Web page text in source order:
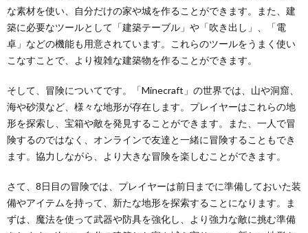
な素材を使い、自分だけの家や城を作ることができます。また、建
築に必要なツールとして「建築テーブル」や「吹き出し」、「電
卓」などの機能も用意されています。これらのツールをうまく使い
こなすことで、より複雑な建築物を作ることができます。
そして、冒険についてです。「Minecraft」の世界では、山や洞窟、
海や砂漠など、様々な地形が存在します。プレイヤーはこれらの地
形を探索し、宝箱や敵を発見することができます。また、一人で冒
険するのではなく、オンラインで友達と一緒に冒険することもでき
ます。協力しながら、より大きな冒険を楽しむことができます。
さて、8日目の冒険では、プレイヤーは前日までに準備しておいた装
備やアイテムを持って、新たな地形を探索することになります。ま
ずは、魔法を使って武器や防具を強化し、より強力な敵に挑む準備